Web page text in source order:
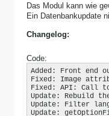
Das Modul kann wie
Ein Datenbankupdate
Changelog:
Code:
Added: Front
Fixed: Image
Fixed: API: Call to
Update: Rebuild
Update: Filter
Update: